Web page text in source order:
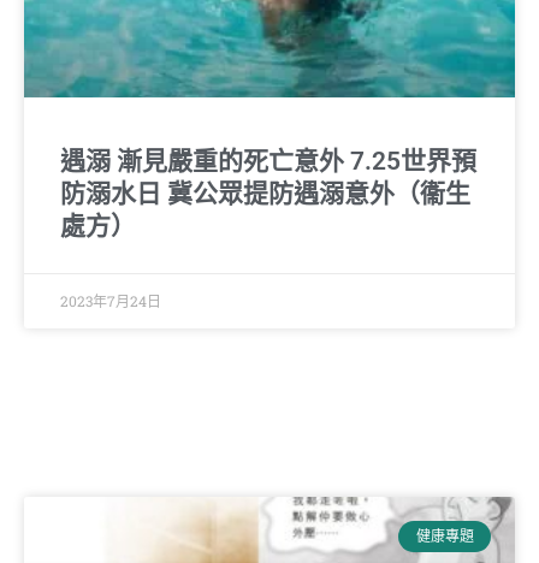
遇溺 漸見嚴重的死亡意外 7.25世界預
防溺水日 冀公眾提防遇溺意外（衞生
處方）
2023年7月24日
健康專題